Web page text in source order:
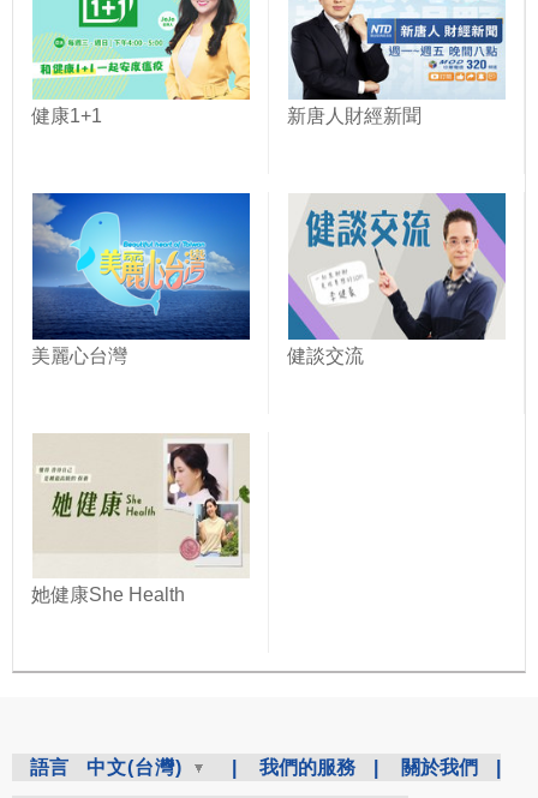
健康1+1 新唐人財經新聞
美麗心台灣 健談交流
她健康She Health
語言 中文(台灣) 我們的服務 關於我們